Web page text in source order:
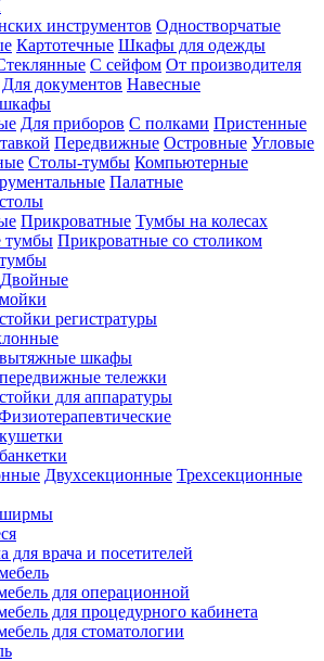
инструментов Одностворчатые
Картотечные Шкафы для одежды
С сейфом От производителя
Для документов Навесные
Для приборов С полками Пристенные
Передвижные Островные Угловые
Столы-тумбы Компьютерные
Палатные
Прикроватные Тумбы на колесах
тумбы Прикроватные со столиком
Двойные
регистратуры
шкафы
тележки
для аппаратуры
Двухсекционные Трехсекционные
ширмы
для врача и посетителей
для операционной
для процедурного кабинета
для стоматологии